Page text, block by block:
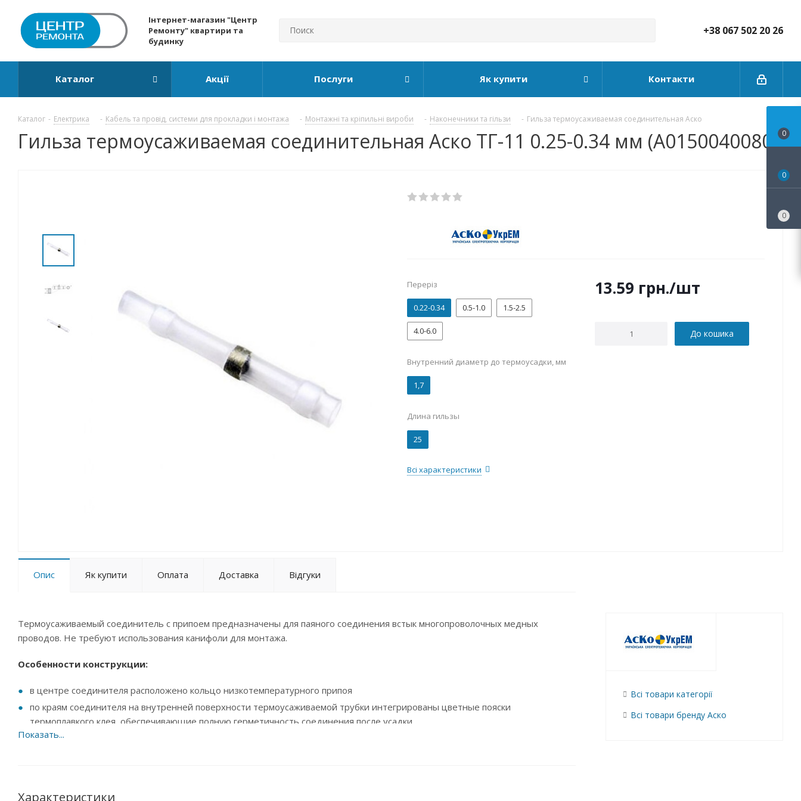
Інтернет-магазин "Центр
Ремонту" квартири та
будинку
+38 067 502 20 26
Каталог Акції Послуги Як купити Контакти
Каталог - Електрика - Кабель та провід, системи для прокладки і монтажа - Монтажні та кріпильні вироби - Наконечники та гільзи - Гильза термоусаживаемая соединительная Аско
Гильза термоусаживаемая соединительная Аско ТГ-11 0.25-0.34 мм (A0150040080)
Переріз
0.22-0.34 0.5-1.0 1.5-2.5
4.0-6.0
Внутренний диаметр до термоусадки, мм
1,7
Длина гильзы
25
Всі характеристики
13.59 грн./шт
До кошика
Опис Як купити Оплата Доставка Відгуки
Термоусаживаемый соединитель с припоем предназначены для паяного соединения встык многопроволочных медных
проводов. Не требуют использования канифоли для монтажа.
Особенности конструкции:
в центре соединителя расположено кольцо низкотемпературного припоя
по краям соединителя на внутренней поверхности термоусаживаемой трубки интегрированы цветные пояски
термоплавкого клея, обеспечивающие полную герметичность соединения после усадки.
Порядок монтажа:
Характеристики
Всі товари категорії
Всі товари бренду Аско
0
0
0